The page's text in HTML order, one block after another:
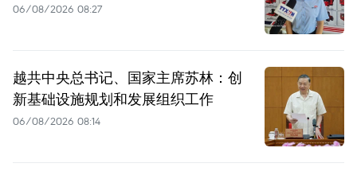
06/08/2026 08:27
越共中央总书记、国家主席苏林：创
新基础设施规划和发展组织工作
06/08/2026 08:14